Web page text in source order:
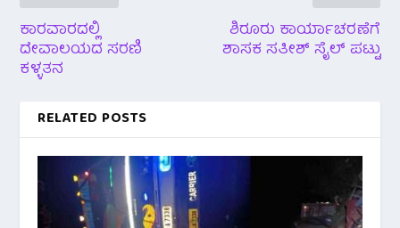
ಕಾರವಾರದಲ್ಲಿ
ದೇವಾಲಯದ ಸರಣಿ
ಕಳ್ಳತನ
ಶಿರೂರು ಕಾರ್ಯಾಚರಣೆಗೆ
ಶಾಸಕ ಸತೀಶ್ ಸೈಲ್ ಪಟ್ಟು
RELATED POSTS